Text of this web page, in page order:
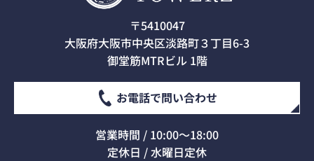
〒5410047
大阪府大阪市中央区淡路町３丁目6-3
御堂筋MTRビル 1階
お電話で問い合わせ
営業時間 / 10:00～18:00
定休日 / 水曜日定休